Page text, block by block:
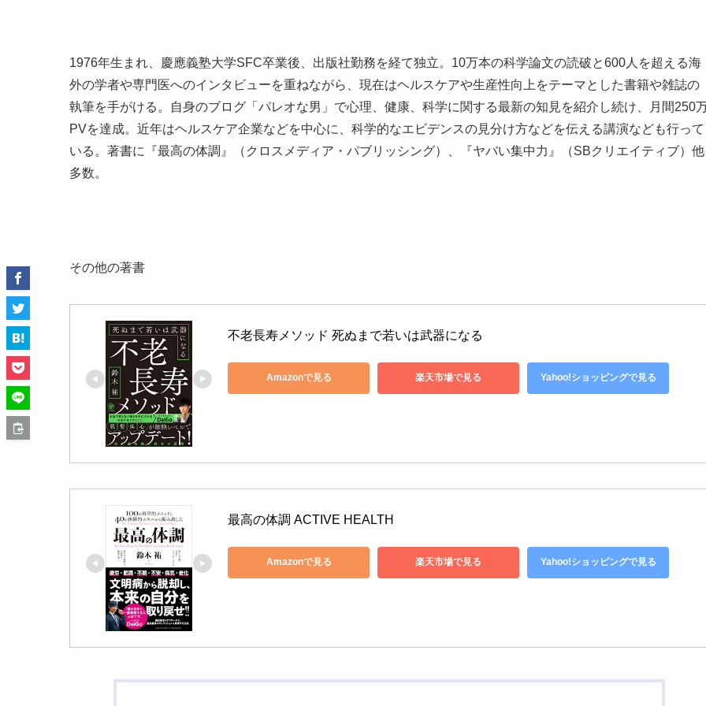
1976年生まれ、慶應義塾大学SFC卒業後、出版社勤務を経て独立。10万本の科学論文の読破と600人を超える海
外の学者や専門医へのインタビューを重ねながら、現在はヘルスケアや生産性向上をテーマとした書籍や雑誌の
執筆を手がける。自身のブログ「パレオな男」で心理、健康、科学に関する最新の知見を紹介し続け、月間250
PVを達成。近年はヘルスケア企業などを中心に、科学的なエビデンスの見分け方などを伝える講演なども行って
いる。著書に『最高の体調』（クロスメディア・パブリッシング）、『ヤバい集中力』（SBクリエイティブ）他
多数。
その他の著書
不老長寿メソッド 死ぬまで若いは武器になる
Amazonで見る 楽天市場で見る Yahoo!ショッピングで見る
最高の体調 ACTIVE HEALTH
Amazonで見る 楽天市場で見る Yahoo!ショッピングで見る